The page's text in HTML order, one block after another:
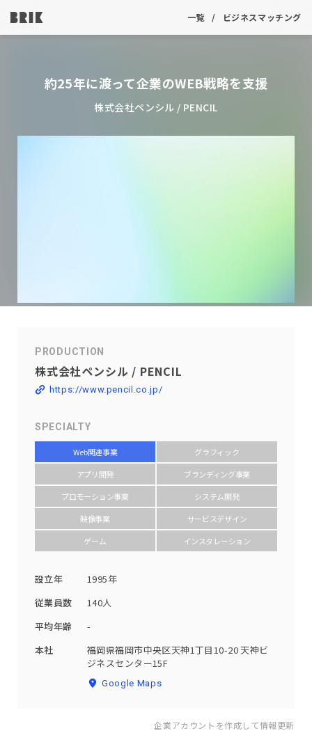
一覧 ビジネスマッチング
約25年に渡って企業のWEB戦略を支援
株式会社ペンシル / PENCIL
PRODUCTION
株式会社ペンシル / PENCIL
https://www.pencil.co.jp/
SPECIALTY
Web関連事業
グラフィック
アプリ開発
ブランディング事業
プロモーション事業
システム開発
映像事業
サービスデザイン
ゲーム
インスタレーション
設立年
1995年
従業員数
140人
平均年齢
-
本社
福岡県福岡市中央区天神1丁目10-20 天神ビ
ジネスセンター15F
Google Maps
企業アカウントを作成して情報更新